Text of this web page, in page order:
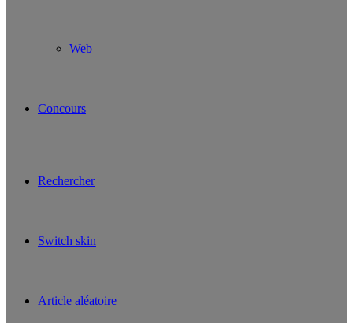
Web
Concours
Rechercher
Switch skin
Article aléatoire